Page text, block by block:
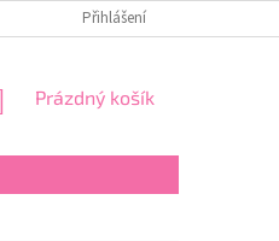
PUNCOVNÍ ÚŘAD
Přihlášení
NÁKUPNÍ
Prázdný košík